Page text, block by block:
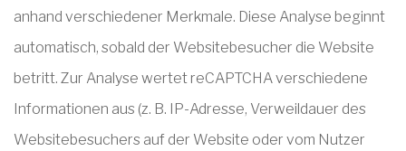
anhand verschiedener Merkmale. Diese Analyse beginnt
automatisch, sobald der Websitebesucher die Website
betritt. Zur Analyse wertet reCAPTCHA verschiedene
Informationen aus (z. B. IP-Adresse, Verweildauer des
Websitebesuchers auf der Website oder vom Nutzer